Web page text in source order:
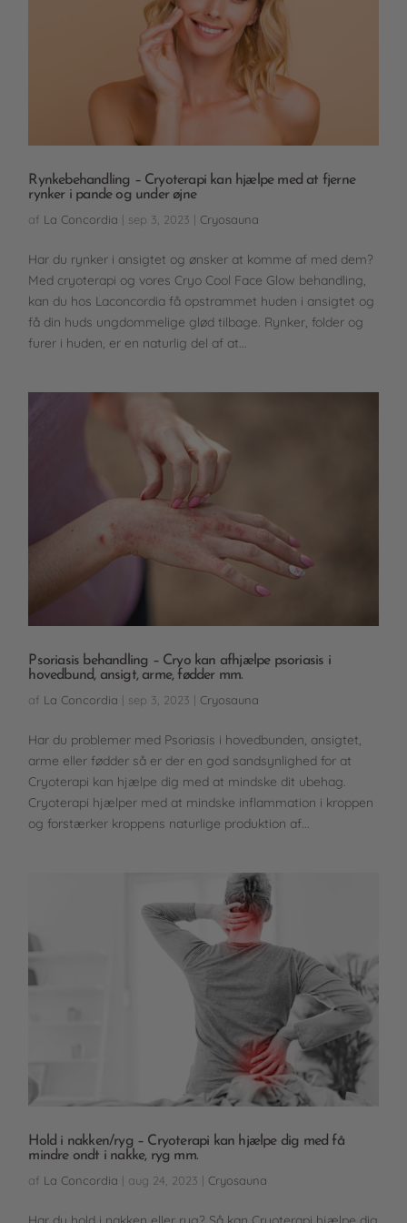
Rynkebehandling – Cryoterapi kan hjælpe med at fjerne
rynker i pande og under øjne
af La Concordia | sep 3, 2023 | Cryosauna
Har du rynker i ansigtet og ønsker at komme af med dem?
Med cryoterapi og vores Cryo Cool Face Glow behandling,
kan du hos Laconcordia få opstrammet huden i ansigtet og
få din huds ungdommelige glød tilbage. Rynker, folder og
furer i huden, er en naturlig del af at...
Psoriasis behandling – Cryo kan afhjælpe psoriasis i
hovedbund, ansigt, arme, fødder mm.
af La Concordia | sep 3, 2023 | Cryosauna
Har du problemer med Psoriasis i hovedbunden, ansigtet,
arme eller fødder så er der en god sandsynlighed for at
Cryoterapi kan hjælpe dig med at mindske dit ubehag.
Cryoterapi hjælper med at mindske inflammation i kroppen
og forstærker kroppens naturlige produktion af...
Hold i nakken/ryg – Cryoterapi kan hjælpe dig med få
mindre ondt i nakke, ryg mm.
af La Concordia | aug 24, 2023 | Cryosauna